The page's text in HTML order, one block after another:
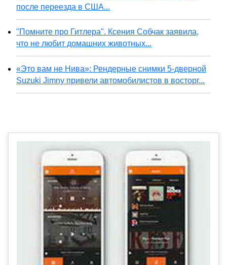
после переезда в США...
"Помните про Гитлера". Ксения Собчак заявила,
что не любит домашних животных...
«Это вам не Нива»: Рендерные снимки 5-дверной
Suzuki Jimny привели автомобилистов в восторг...